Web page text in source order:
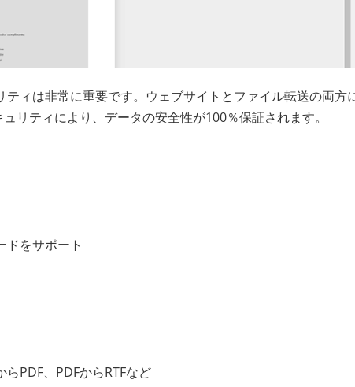
ィは非常に重要です。ウェブサイトとファイル転送の両方
リティにより、データの安全性が100％保証されます。
ドをサポート
PDF、PDFからRTFなど